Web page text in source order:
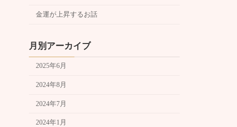
金運が上昇するお話
月別アーカイブ
2025年6月
2024年8月
2024年7月
2024年1月